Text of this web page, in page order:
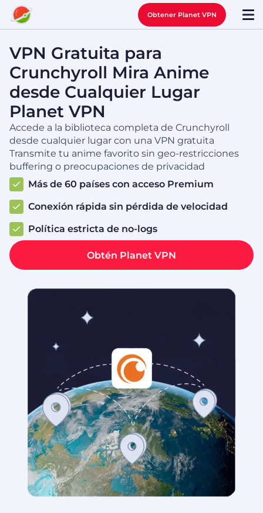
Obtener Planet VPN
VPN Gratuita para
Crunchyroll Mira Anime
desde Cualquier Lugar
Planet VPN
Accede a la biblioteca completa de Crunchyroll
desde cualquier lugar con una VPN gratuita
Transmite tu anime favorito sin geo-restricciones
buffering o preocupaciones de privacidad
Más de 60 países con acceso Premium
Conexión rápida sin pérdida de velocidad
Política estricta de no-logs
Obtén Planet VPN